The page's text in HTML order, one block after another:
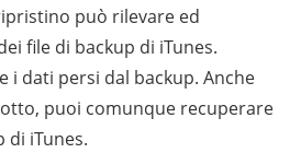
può rilevare ed
file di backup di iTunes.
i dati persi dal backup. Anche
puoi comunque recuperare
di iTunes.